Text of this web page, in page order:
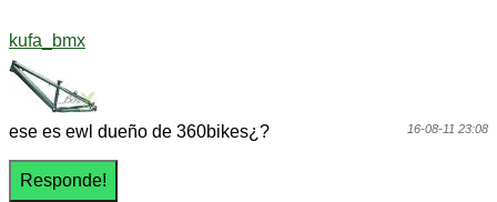
kufa_bmx
16-08-11 23:08
ese es ewl dueño de 360bikes¿?